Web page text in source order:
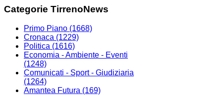
Categorie TirrenoNews
Primo Piano (1668)
Cronaca (1229)
Politica (1616)
Economia - Ambiente - Eventi
(1248)
Comunicati - Sport - Giudiziaria
(1264)
Amantea Futura (169)